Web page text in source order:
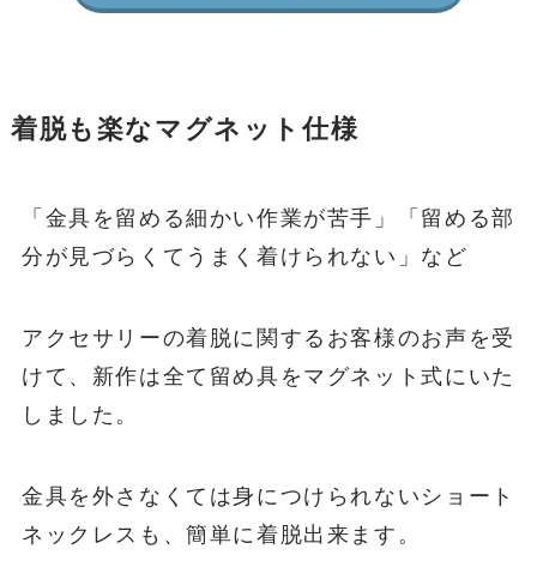
着脱も楽なマグネット仕様
「金具を留める細かい作業が苦手」「留める部
分が見づらくてうまく着けられない」など
アクセサリーの着脱に関するお客様のお声を受
けて、新作は全て留め具をマグネット式にいた
しました。
金具を外さなくては身につけられないショート
ネックレスも、簡単に着脱出来ます。